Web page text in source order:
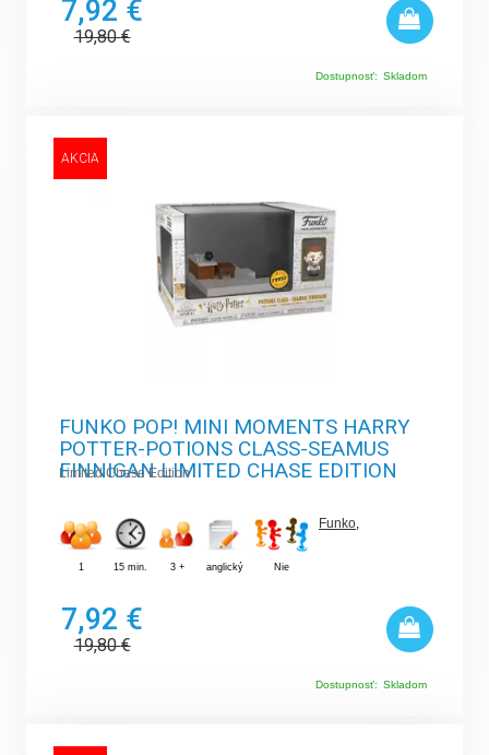
7,92 €
19,80€
Dostupnosť: Skladom
AKCIA
FUNKO POP! MINI MOMENTS HARRY
POTTER-POTIONS CLASS-SEAMUS
FINNIGAN LIMITED CHASE EDITION
Limited Chase Edition
1 15 min. 3 + anglický Nie
Funko
7,92 €
19,80€
Dostupnosť: Skladom